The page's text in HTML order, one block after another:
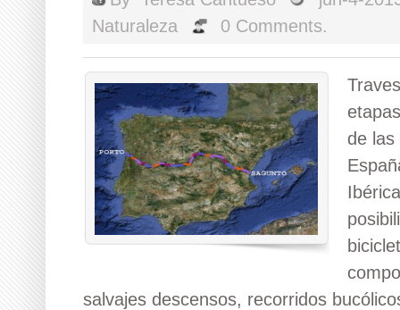
Naturaleza
0 Comments.
de
salvajes descensos, recorridos